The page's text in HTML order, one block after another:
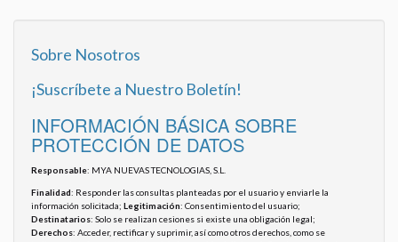
Sobre Nosotros
¡Suscríbete a Nuestro Boletín!
INFORMACIÓN BÁSICA SOBRE
PROTECCIÓN DE DATOS
Responsable: MYA NUEVAS TECNOLOGIAS, S.L.
Finalidad: Responder las consultas planteadas por el usuario y enviarle la
información solicitada; Legitimación: Consentimiento del usuario;
Destinatarios: Solo se realizan cesiones si existe una obligación legal;
Derechos: Acceder, rectificar y suprimir, así como otros derechos, como se